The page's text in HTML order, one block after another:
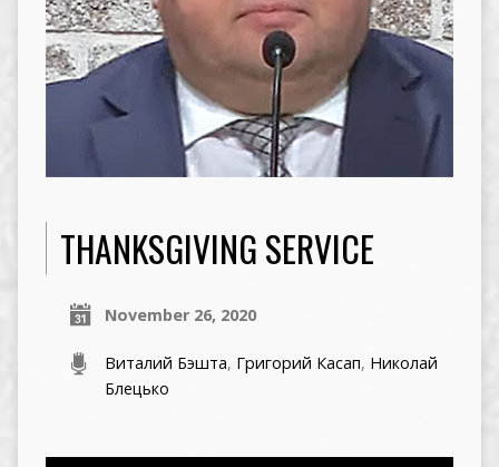
THANKSGIVING SERVICE
November 26, 2020
Виталий Бэшта, Григорий Касап, Николай
Блецько